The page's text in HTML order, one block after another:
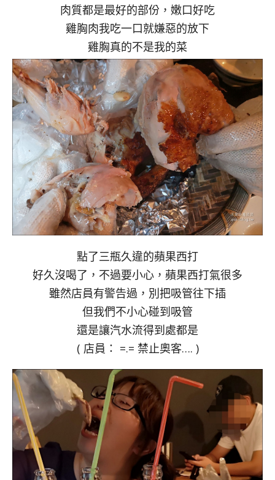
肉質都是最好的部份，嫩口好吃
雞胸肉我吃一口就嫌惡的放下
雞胸真的不是我的菜
點了三瓶久違的蘋果西打
好久沒喝了，不過要小心，蘋果西打氣很多
雖然店員有警告過，別把吸管往下插
但我們不小心碰到吸管
還是讓汽水流得到處都是
( 店員： =.= 禁止奧客…. )